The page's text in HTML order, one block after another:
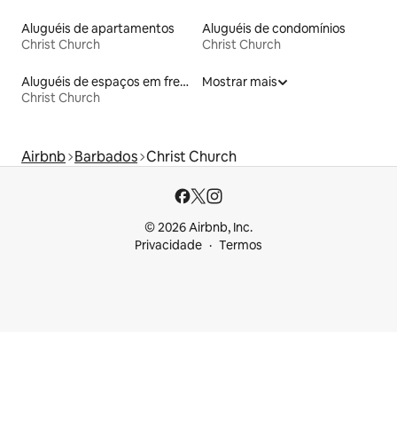
Aluguéis de apartamentos
Christ Church
Aluguéis de condomínios
Christ Church
Aluguéis de espaços em frente à praia
Christ Church
Mostrar mais
Airbnb Barbados Christ Church
© 2026 Airbnb, Inc.
Privacidade
Termos